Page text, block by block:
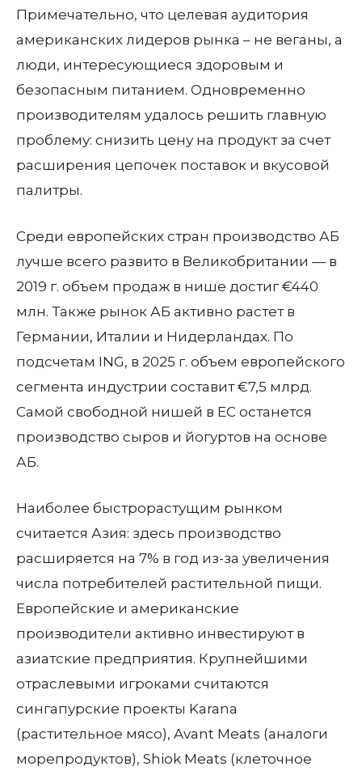
Примечательно, что целевая аудитория
американских лидеров рынка – не веганы, а
люди, интересующиеся здоровым и
безопасным питанием. Одновременно
производителям удалось решить главную
проблему: снизить цену на продукт за счет
расширения цепочек поставок и вкусовой
палитры.
Среди европейских стран производство АБ
лучше всего развито в Великобритании — в
2019 г. объем продаж в нише достиг €440
млн. Также рынок АБ активно растет в
Германии, Италии и Нидерландах. По
подсчетам ING, в 2025 г. объем европейского
сегмента индустрии составит €7,5 млрд.
Самой свободной нишей в ЕС останется
производство сыров и йогуртов на основе
АБ.
Наиболее быстрорастущим рынком
считается Азия: здесь производство
расширяется на 7% в год из-за увеличения
числа потребителей растительной пищи.
Европейские и американские
производители активно инвестируют в
азиатские предприятия. Крупнейшими
отраслевыми игроками считаются
сингапурские проекты Karana
(растительное мясо), Avant Meats (аналоги
морепродуктов), Shiok Meats (клеточное